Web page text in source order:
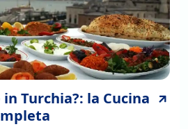
Turchia?: la Cucina